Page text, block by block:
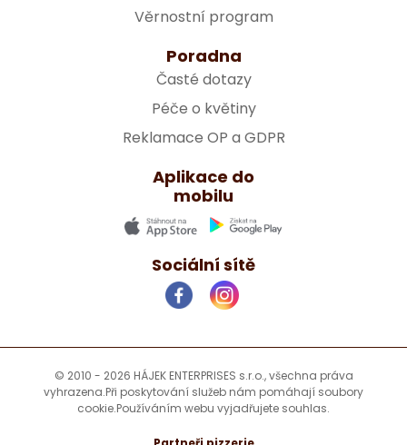
Věrnostní program
Poradna
Časté dotazy
Péče o květiny
Reklamace OP a GDPR
Aplikace do
mobilu
Sociální sítě
© 2010 - 2026 HÁJEK ENTERPRISES s.r.o., všechna práva
vyhrazena.Při poskytování služeb nám pomáhají soubory
cookie.Používáním webu vyjadřujete souhlas.